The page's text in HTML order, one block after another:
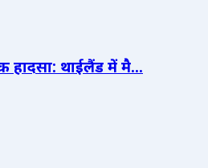
हादसा: थाईलैंड में मै...